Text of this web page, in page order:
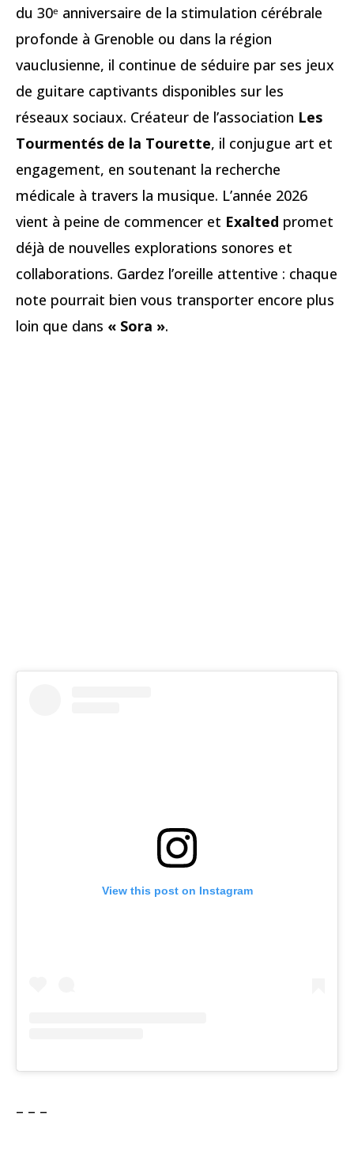
du 30ᵉ anniversaire de la stimulation cérébrale
profonde à Grenoble ou dans la région
vauclusienne, il continue de séduire par ses jeux
de guitare captivants disponibles sur les
réseaux sociaux. Créateur de l’association Les
Tourmentés de la Tourette, il conjugue art et
engagement, en soutenant la recherche
médicale à travers la musique. L’année 2026
vient à peine de commencer et Exalted promet
déjà de nouvelles explorations sonores et
collaborations. Gardez l’oreille attentive : chaque
note pourrait bien vous transporter encore plus
loin que dans « Sora ».
View this post on Instagram
– – –